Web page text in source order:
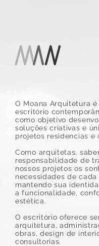
O Moana Arquitetura é
escritório
como objetivo
soluções criativas e
projetos residencias e
Como arquitetas,
responsabilidade de
nossos projetos os
necessidades de cada
mantendo sua
a funcionalidade,
estética.
O escritório oferece
arquitetura,
obras, design de
consultorias.